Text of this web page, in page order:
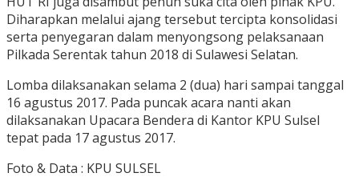
Diharapkan melalui ajang tersebut tercipta konsolidasi
serta penyegaran dalam menyongsong pelaksanaan
Pilkada Serentak tahun 2018 di Sulawesi Selatan.
Lomba dilaksanakan selama 2 (dua) hari sampai tanggal
16 agustus 2017. Pada puncak acara nanti akan
dilaksanakan Upacara Bendera di Kantor KPU Sulsel
tepat pada 17 agustus 2017.
Foto & Data : KPU SULSEL